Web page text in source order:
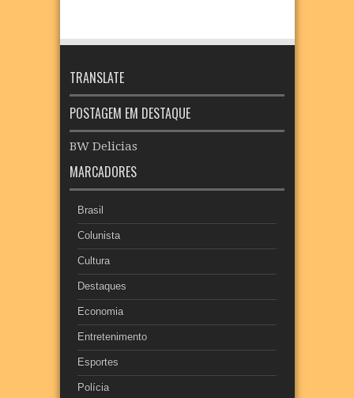
TRANSLATE
POSTAGEM EM DESTAQUE
BW Delicias
MARCADORES
Brasil
Colunista
Cultura
Destaques
Economia
Entretenimento
Esportes
Polícia